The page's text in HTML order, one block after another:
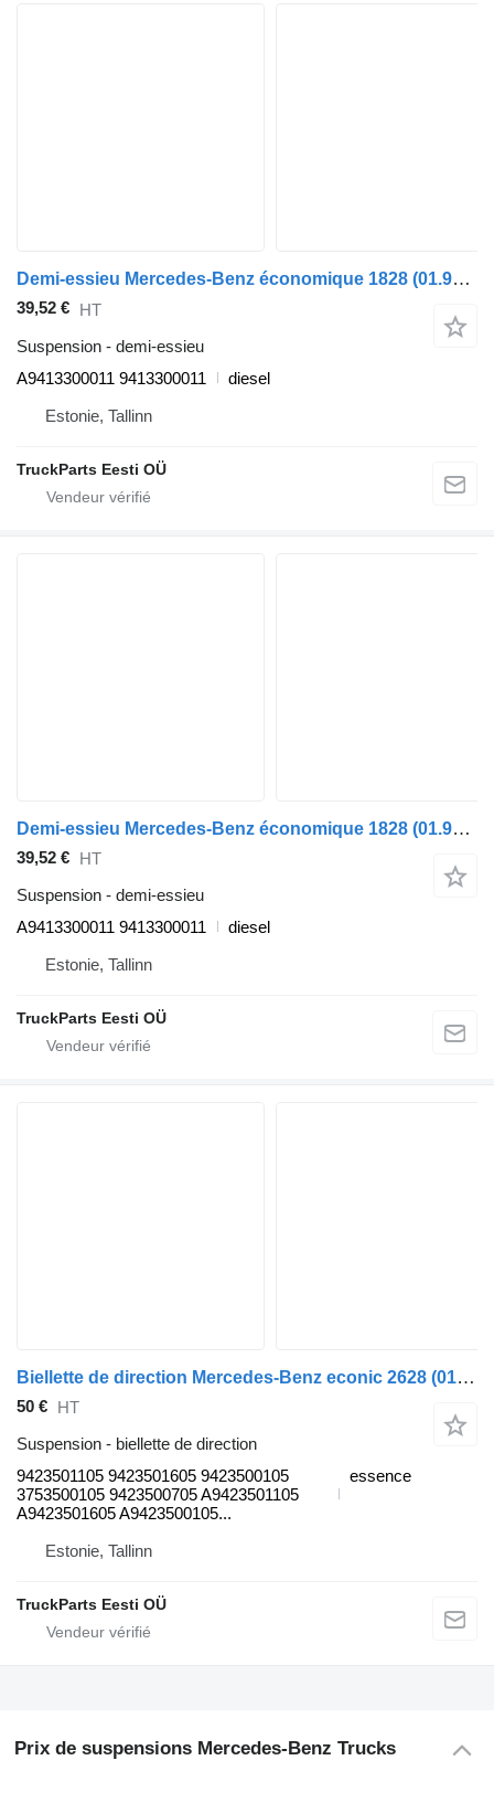
Demi-essieu Mercedes-Benz économique 1828 (01.98-) A9413300011 pour camion poubelle Mercedes-Benz Econic (1998-2014)
39,52 € HT
Suspension - demi-essieu
A9413300011 9413300011
diesel
Estonie, Tallinn
TruckParts Eesti OÜ
Demi-essieu Mercedes-Benz économique 1828 (01.98-) A9413300011 pour camion poubelle Mercedes-Benz Econic (1998-2014)
39,52 € HT
Suspension - demi-essieu
A9413300011 9413300011
diesel
Estonie, Tallinn
TruckParts Eesti OÜ
Biellette de direction Mercedes-Benz econic 2628 (01.98-) 9423501105 pour camion poubelle Mercedes-Benz Econic (1998-2014)
50 € HT
Suspension - biellette de direction
9423501105 9423501605 9423500105
3753500105 9423500705 A9423501105
A9423501605 A9423500105...
essence
Estonie, Tallinn
TruckParts Eesti OÜ
Prix de suspensions Mercedes-Benz Trucks